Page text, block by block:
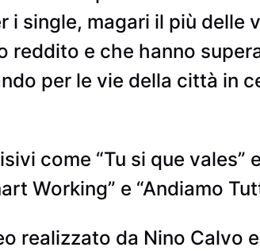
i single, magari il più delle
e che hanno
per le vie della città in
come “Tu si que vales”
Working” e “Andiamo
realizzato da Nino Calvo